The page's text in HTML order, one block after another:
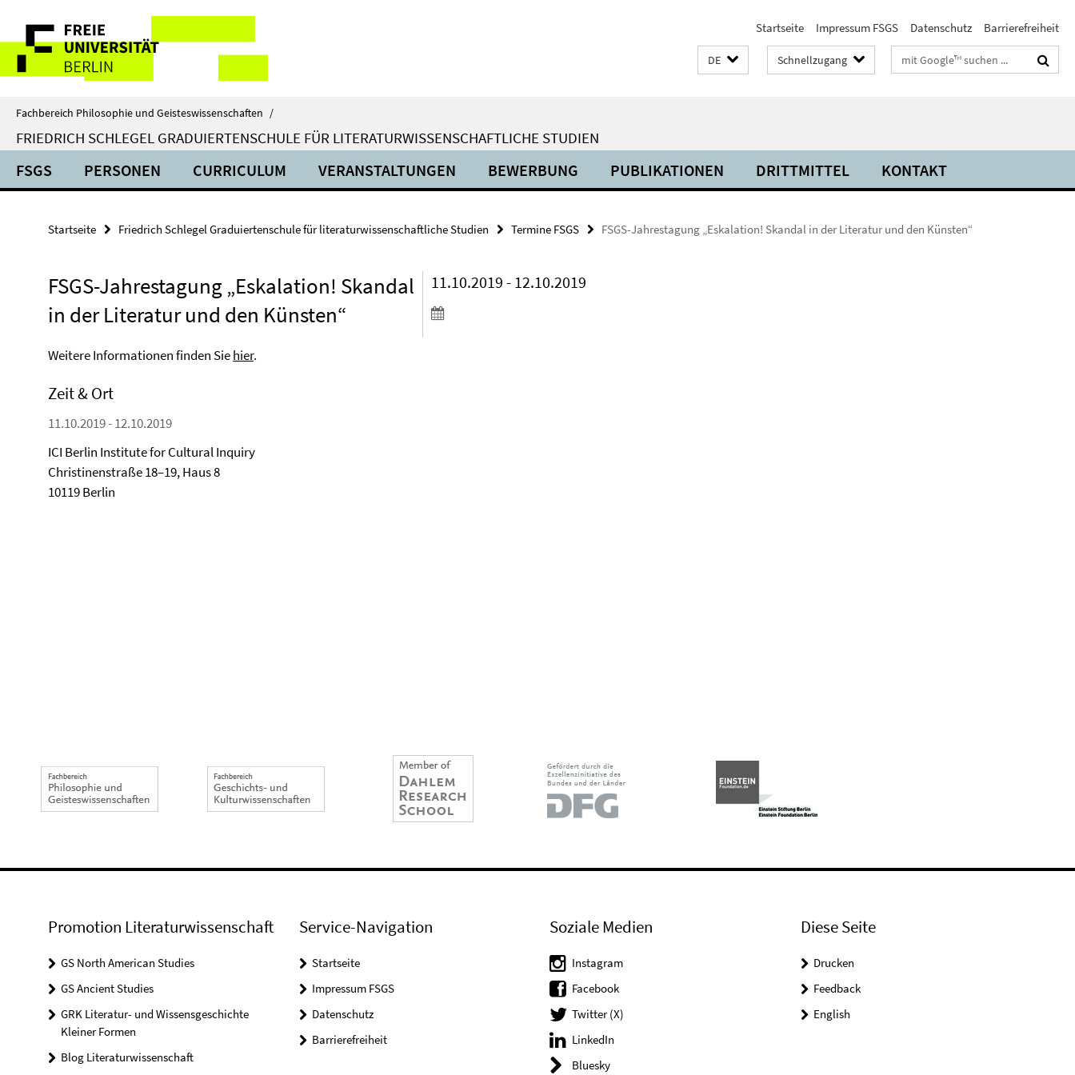
direkt
Inhalt
Service-
Navigation
Startseite Impressum FSGS Datenschutz Barrierefreiheit
DE Schnellzugang Suchbegriffe
Fachbereich Philosophie und Geisteswissenschaften /
FRIEDRICH SCHLEGEL GRADUIERTENSCHULE FÜR LITERATURWISSENSCHAFTLICHE STUDIEN
FSGS PERSONEN CURRICULUM VERANSTALTUNGEN BEWERBUNG PUBLIKATIONEN DRITTMITTEL KONTAKT
Startseite Friedrich Schlegel Graduiertenschule für literaturwissenschaftliche Studien Termine FSGS FSGS-Jahrestagung „Eskalation! Skandal in der Literatur und den Künsten“
FSGS-Jahrestagung „Eskalation! Skandal
in der Literatur und den Künsten“
11.10.2019 - 12.10.2019
Weitere Informationen finden Siehier.
Zeit & Ort
11.10.2019 - 12.10.2019
ICI Berlin Institute for Cultural Inquiry
Christinenstraße 18–19, Haus 8
10119 Berlin
Promotion Literaturwissenschaft
GS North American Studies
GS Ancient Studies
GRK Literatur- und Wissensgeschichte
Kleiner Formen
Blog Literaturwissenschaft
Service-Navigation
Startseite
Impressum FSGS
Datenschutz
Barrierefreiheit
Soziale Medien
Instagram
Facebook
Twitter (X)
LinkedIn
Bluesky
Diese Seite
Drucken
Feedback
English